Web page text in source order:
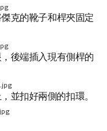
克的靴子和桿夾固定
後端插入現有側桿的
並扣好兩側的扣環。